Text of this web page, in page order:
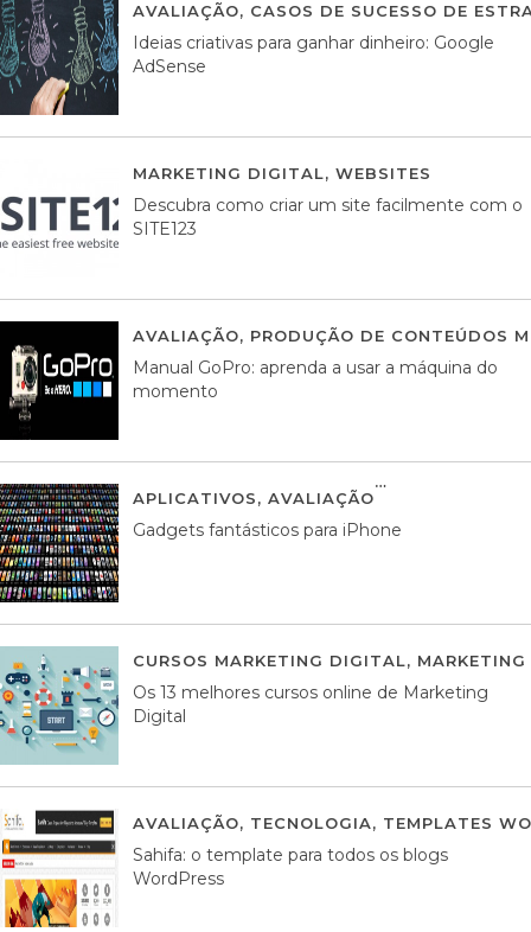
AVALIAÇÃO, CASOS DE SUCESSO DE
Ideias criativas para ganhar dinheiro: Google
AdSense
MARKETING DIGITAL, WEBSITES
Descubra como criar um site facilmente com o
SITE123
AVALIAÇÃO, PRODUÇÃO DE CONTEÚDOS
Manual GoPro: aprenda a usar a máquina do
momento
APLICATIVOS, AVALIAÇÃO
Gadgets fantásticos para iPhone
CURSOS MARKETING DIGITAL,
Os 13 melhores cursos online de Marketing
Digital
AVALIAÇÃO, TECNOLOGIA, TEMPLATES
Sahifa: o template para todos os blogs
WordPress